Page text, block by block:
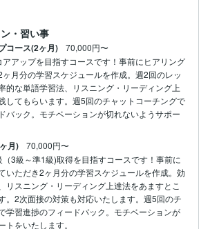
・習い事
コース(2ヶ月)
70,000円〜
アップを目指すコースです！事前にヒアリング
月分の学習スケジュールを作成。週2回のレッ
的な単語学習法、リスニング・リーディング上
してもらいます。週5回のチャットコーチングで
バック。モチベーションが切れないようサポー
月)
70,000円〜
3級～準1級)取得を目指すコースです！事前に
いただき2ヶ月分の学習スケジュールを作成。効
リスニング・リーディング上達法をあますとこ
。2次面接の対策も対応いたします。週5回のチ
学習進捗のフィードバック。モチベーションが